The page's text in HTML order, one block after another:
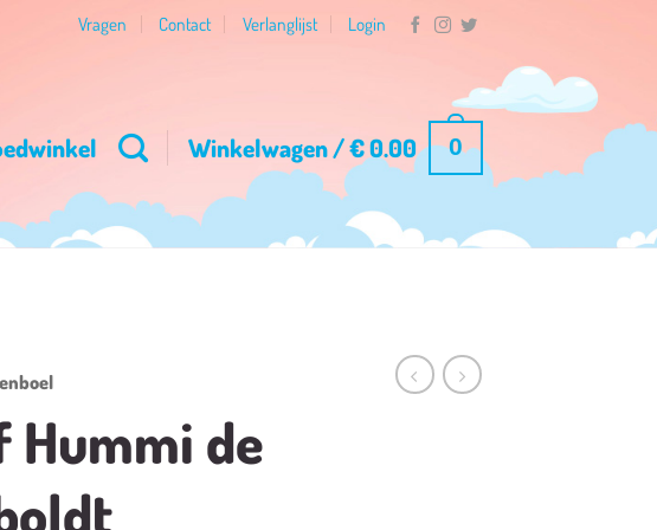
Vragen Contact Verlanglijst Login
Winkelwagen /€0.00 0
Hummi de